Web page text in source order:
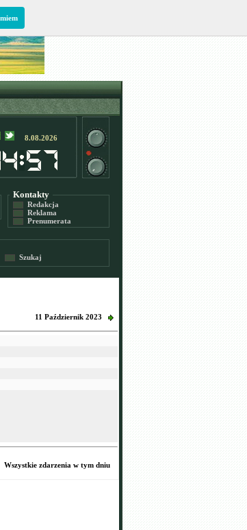
8.08.2026
Kontakty
Redakcja
Reklama
Prenumerata
Szukaj
11 Październik 2023
Wszystkie zdarzenia w tym dniu